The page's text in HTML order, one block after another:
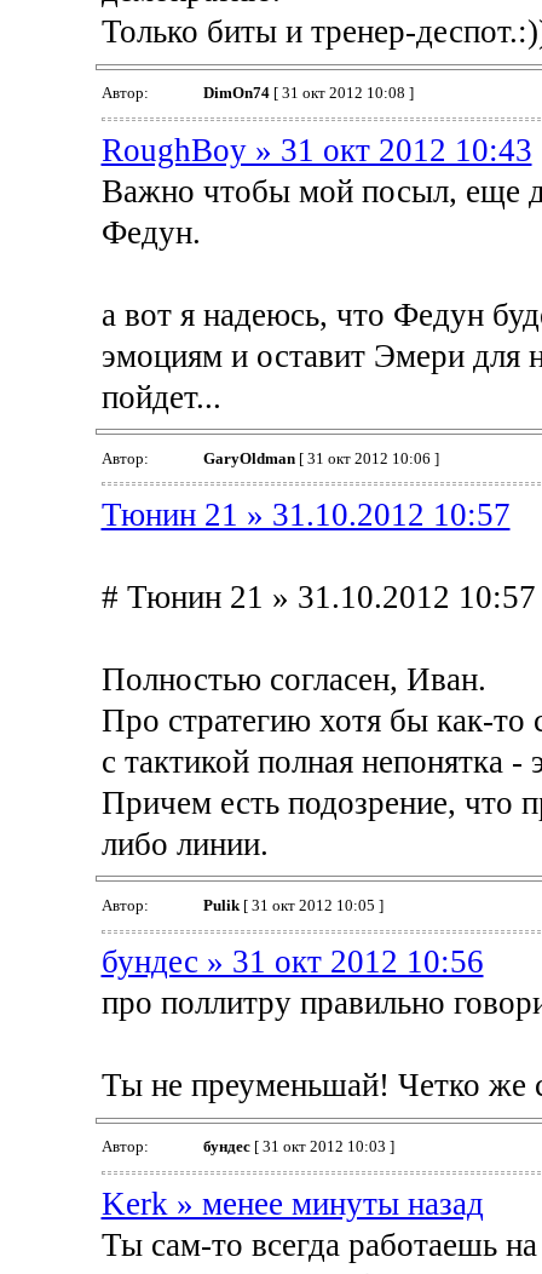
Только биты и тренер-
Автор: DimOn74[ 31 окт 2012 10:08 ]
RoughBoy » 31 окт 2012 10:43
Важно чтобы мой посыл, еще
Федун.
а вот я надеюсь, что Федун
эмоциям и оставит Эмери для
пойдет...
Автор: GaryOldman[ 31 окт 2012 10:06 ]
Тюнин 21 » 31.10.2012 10:57
# Тюнин 21 » 31.10.2012 10:57
Полностью согласен, Иван.
Про стратегию хотя бы как-то
с тактикой полная непонятка -
Причем есть подозрение, что
либо линии.
Автор: Pulik[ 31 окт 2012 10:05 ]
бундес » 31 окт 2012 10:56
про поллитру правильно
Ты не преуменьшай! Четко же
Автор: бундес[ 31 окт 2012 10:03 ]
Kerk » менее минуты назад
Ты сам-то всегда работаешь